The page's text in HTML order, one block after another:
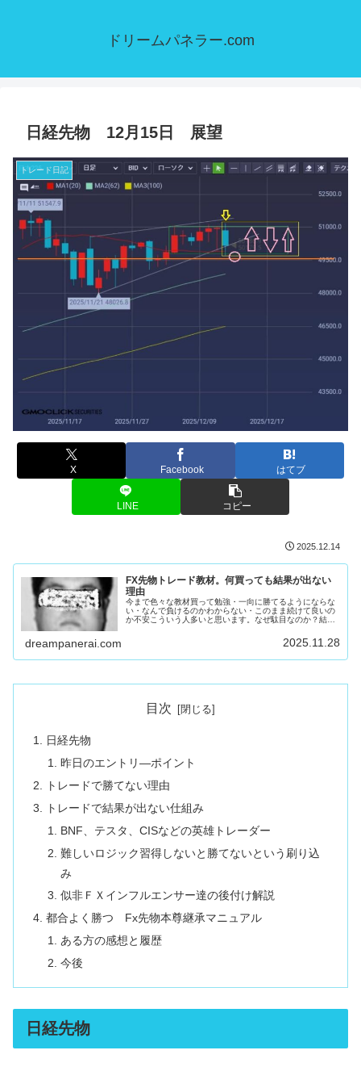
ドリームパネラー.com
日経先物 12月15日 展望
トレード日記
X Facebook はてブ
LINE コピー
2025.12.14
FX先物トレード教材。何買っても結果が出ない
理由
今まで色々な教材買って勉強・一向に勝てるようにならな
い・なんで負けるのかわからない・このまま続けて良いの
か不安こういう人多いと思います。なぜ駄目なのか？結論
dreampanerai.com 2025.11.28
目次
日経先物
昨日のエントリ―ポイント
トレードで勝てない理由
トレードで結果が出ない仕組み
BNF、テスタ、CISなどの英雄トレーダー
難しいロジック習得しないと勝てないという刷り込
み
似非ＦＸインフルエンサー達の後付け解説
都合よく勝つ Fx先物本尊継承マニュアル
ある方の感想と履歴
今後
日経先物